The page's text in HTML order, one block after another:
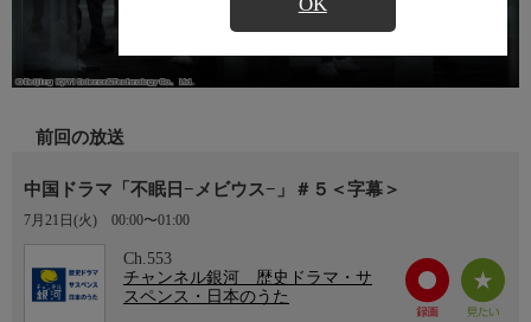
前回の放送
中国ドラマ「不眠日−メビウス−」＃５＜字幕＞
7月21日(火) 00:00〜01:00
Ch.553
チャンネル銀河 歴史ドラマ・サ
スペンス・日本のうた